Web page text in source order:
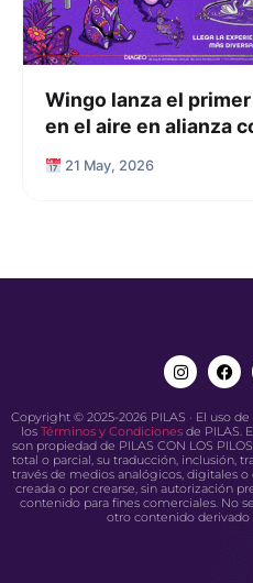
Wingo lanza el
en el aire en alianza
21 May, 2026
Copyright © 2025-2026 PILAS · El uso
los Términos y Condicionesde PILAS.
son propiedad de PILAS CON LOS
total o parcial, su traducción, inclusión,
través de medios analógicos, digitales
creada o por crearse, sin autorización
contenido para fines comerciales. No
otro contenido derivado